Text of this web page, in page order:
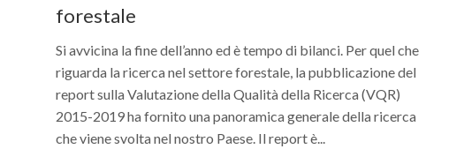
forestale
Si avvicina la fine dell’anno ed è tempo di bilanci. Per quel che
riguarda la ricerca nel settore forestale, la pubblicazione del
report sulla Valutazione della Qualità della Ricerca (VQR)
2015-2019 ha fornito una panoramica generale della ricerca
che viene svolta nel nostro Paese. Il report è...